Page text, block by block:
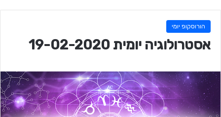
הורוסקופ יומי
אסטרולוגיה יומית 19-02-2020